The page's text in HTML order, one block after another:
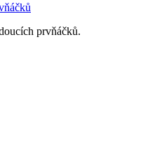
prvňáčků.